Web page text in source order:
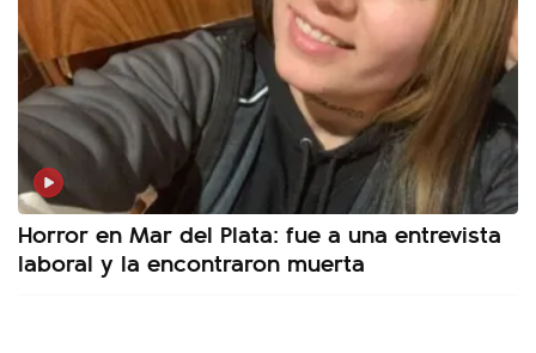
Horror en Mar del Plata: fue a una entrevista
laboral y la encontraron muerta